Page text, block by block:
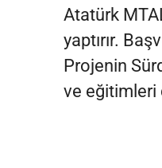
Atatürk
yaptırır.
Projenin
ve eğitimleri